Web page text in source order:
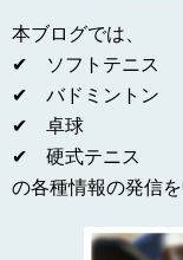
本ブログでは、
✔ ソフトテニス
✔ バドミントン
✔ 卓球
✔ 硬式テニス
の各種情報の発信